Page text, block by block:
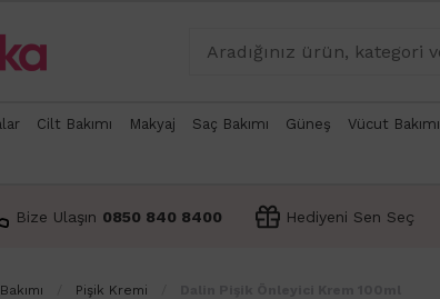
Cilt Bakımı Makyaj Saç Bakımı Güneş Vücut Bakımı
Bize Ulaşın 0850 840 8400 Hediyeni Sen Seç
Pişik Kremi